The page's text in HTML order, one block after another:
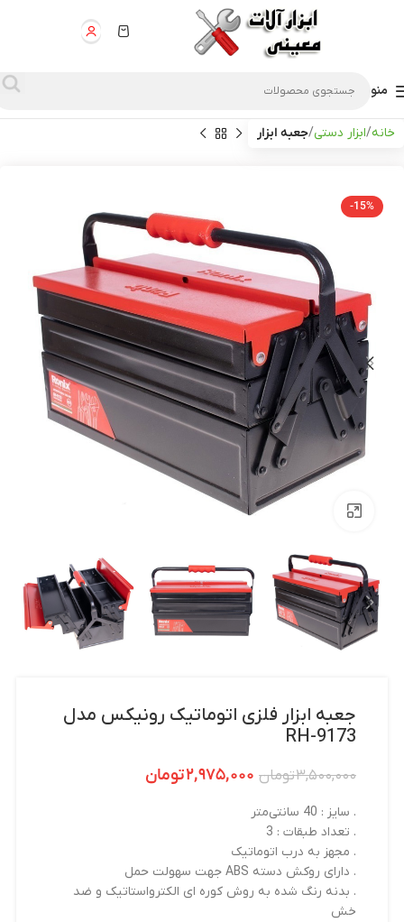
منو
خانه ابزار دستی جعبه ابزار
-15%
بزرگنمایی تصویر
جعبه ابزار فلزی اتوماتیک رونیکس مدل
RH-9173
۳,۵۰۰,۰۰۰تومان ۲,۹۷۵,۰۰۰تومان
. سایز : 40 سانتی‌متر
. تعداد طبقات : 3
. مجهز به درب اتوماتیک
. دارای روکش دسته ABS جهت سهولت حمل
. بدنه رنگ شده به روش کوره ای الکترواستاتیک و ضد
خش